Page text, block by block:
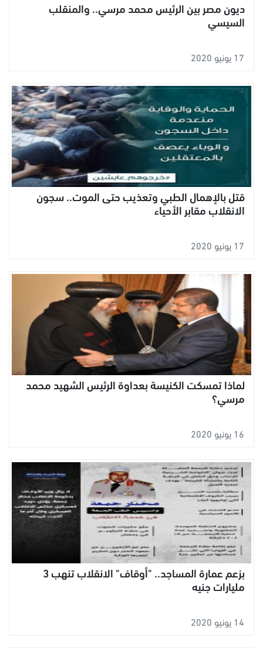
ديون مصر بين الرئيس محمد مرسي.. والمنقلب
السيسي
17 يونيو 2020
قتل بالإهمال الطبي وتعذيب حتى الموت.. سجون
الانقلاب مقابر الأحياء
17 يونيو 2020
لماذا تمسكت الكنيسة بعداوة الرئيس الشهيد محمد
مرسي؟
16 يونيو 2020
بزعم عمارة المساجد.. "أوقاف" الانقلاب تنهب 3
مليارات جنيه
14 يونيو 2020